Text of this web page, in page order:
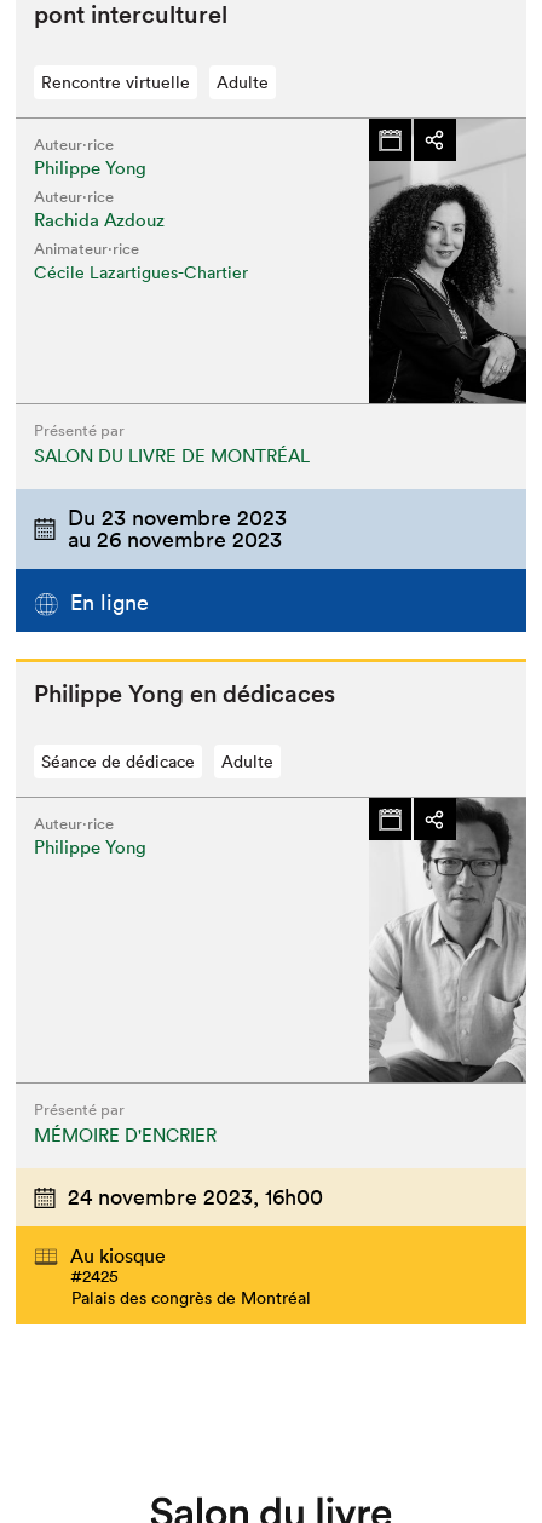
pont interculturel
Rencontre virtuelle Adulte
Auteur·rice
Philippe Yong
Auteur·rice
Rachida Azdouz
Animateur⋅rice
Cécile Lazartigues-Chartier
Présenté par
SALON DU LIVRE DE MONTRÉAL
Du23 novembre 2023
au26 novembre 2023
En ligne
Philippe Yong en dédicaces
Séance de dédicace Adulte
Auteur·rice
Philippe Yong
Présenté par
MÉMOIRE D'ENCRIER
24 novembre 2023, 16h00
Au kiosque
#2425
Palais des congrès de Montréal